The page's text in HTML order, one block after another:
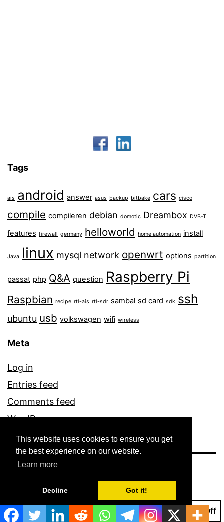
This website uses cookies to ensure you get
the best experience on our website.
Learn more
Decline Got it!
Tags
ais android answer asus backup bitbake cars cisco
compile compileren debian domotic Dreambox DVB-T
features firewall germany helloworld home automation install
Java linux mysql network openwrt options partition
passat php Q&A question Raspberry Pi
Raspbian recipe rtl-ais rtl-sdr sambal sd card sdk ssh
ubuntu usb volkswagen wifi wireless
Meta
Log in
Entries feed
Comments feed
WordPress.org
VIDEGRO CONSULTING BLOG
Dark Mode: